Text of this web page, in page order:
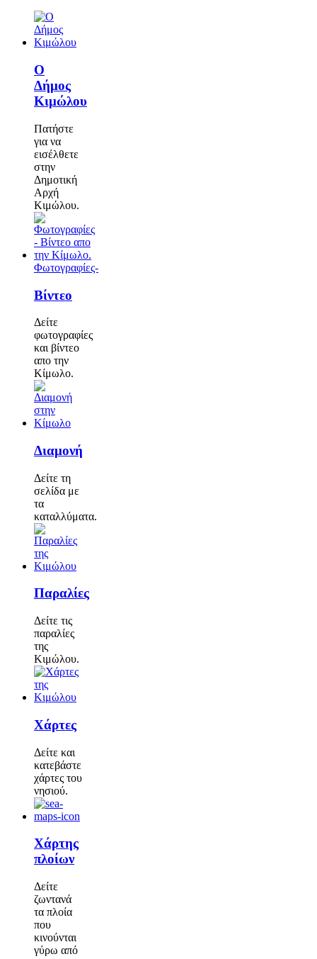
Ο
Δήμος
Κιμώλου
Πατήστε
για να
εισέλθετε
στην
Δημοτική
Αρχή
Κιμώλου.
Φωτογραφίες-
Βίντεο
Δείτε
φωτογραφίες
και βίντεο
απο την
Κίμωλο.
Διαμονή
Δείτε τη
σελίδα με
τα
καταλλύματα.
Παραλίες
Δείτε τις
παραλίες
της
Κιμώλου.
Χάρτες
Δείτε και
κατεβάστε
χάρτες του
νησιού.
Χάρτης
πλοίων
Δείτε
ζωντανά
τα πλοία
που
κινούνται
γύρω από